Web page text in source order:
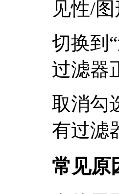
见性/
切换到
过滤器
取消勾
有过滤
常见原